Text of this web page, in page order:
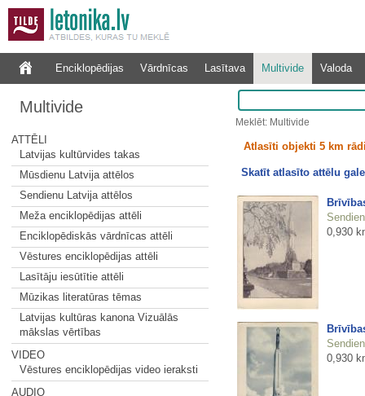
Enciklopēdijas Vārdnīcas Lasītava Multivide Valoda
Multivide
ATTĒLI
Latvijas kultūrvides takas
Mūsdienu Latvija attēlos
Sendienu Latvija attēlos
Meža enciklopēdijas attēli
Enciklopēdiskās vārdnīcas attēli
Vēstures enciklopēdijas attēli
Lasītāju iesūtītie attēli
Mūzikas literatūras tēmas
Latvijas kultūras kanona Vizuālās
mākslas vērtības
VIDEO
Vēstures enciklopēdijas video ieraksti
AUDIO
Meklēt: Multivide
Atlasīti objekti 5 km
Skatīt atlasīto attēlu
0,930
0,930